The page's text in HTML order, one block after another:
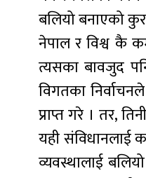
बलियो बनाएको
नेपाल र विश्व कै
त्यसका बावजुद
विगतका
प्राप्त गरे । तर,
यही संविधानलाई
व्यवस्थालाई